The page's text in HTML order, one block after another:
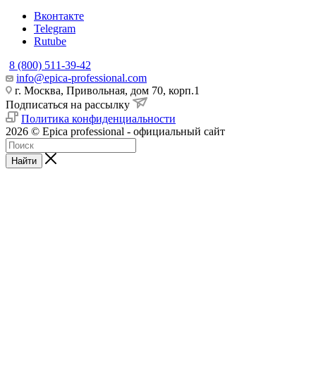
Вконтакте
Telegram
Rutube
8 (800) 511-39-42
info@epica-professional.com
г. Москва, Привольная, дом 70, корп.1
Подписаться на рассылку
Политика конфиденциальности
2026 © Epica professional - официальный сайт
Найти